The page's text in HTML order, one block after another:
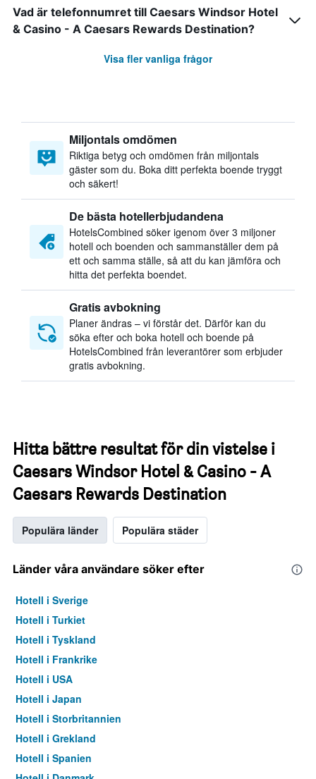
Vad är telefonnumret till Caesars Windsor Hotel
& Casino - A Caesars Rewards Destination?
Visa fler vanliga frågor
Miljontals omdömen
Riktiga betyg och omdömen från miljontals
gäster som du. Boka ditt perfekta boende tryggt
och säkert!
De bästa hotellerbjudandena
HotelsCombined söker igenom över 3 miljoner
hotell och boenden och sammanställer dem på
ett och samma ställe, så att du kan jämföra och
hitta det perfekta boendet.
Gratis avbokning
Planer ändras – vi förstår det. Därför kan du
söka efter och boka hotell och boende på
HotelsCombined från leverantörer som erbjuder
gratis avbokning.
Hitta bättre resultat för din vistelse i
Caesars Windsor Hotel & Casino - A
Caesars Rewards Destination
Populära länder Populära städer
Länder våra användare söker efter
Hotell i Sverige
Hotell i Turkiet
Hotell i Tyskland
Hotell i Frankrike
Hotell i USA
Hotell i Japan
Hotell i Storbritannien
Hotell i Grekland
Hotell i Spanien